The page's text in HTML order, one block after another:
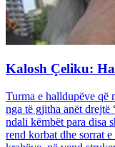
Kalosh Çeliku:
Turma e halldupëve që
nga të gjitha anët drejtë
ndali këmbët para disa
rend korbat dhe sorrat